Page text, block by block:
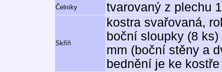
Čelníky tvarovaný z plechu
Skříň
kostra svařovaná,
boční sloupky (8
mm (boční stěny a
bednění je ke